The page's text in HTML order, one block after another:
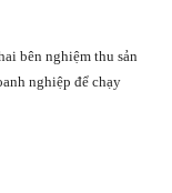
bên nghiệm thu sản
nghiệp để chạy